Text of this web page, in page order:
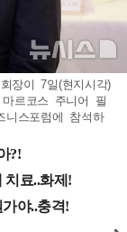
장이 7일(현지시각)
르코스 주니어 필
스포럼에 참석하